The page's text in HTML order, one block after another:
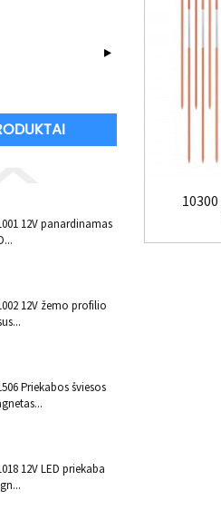
12V panardinamas
12V žemo profilio
Priekabos šviesos
12V LED priekaba